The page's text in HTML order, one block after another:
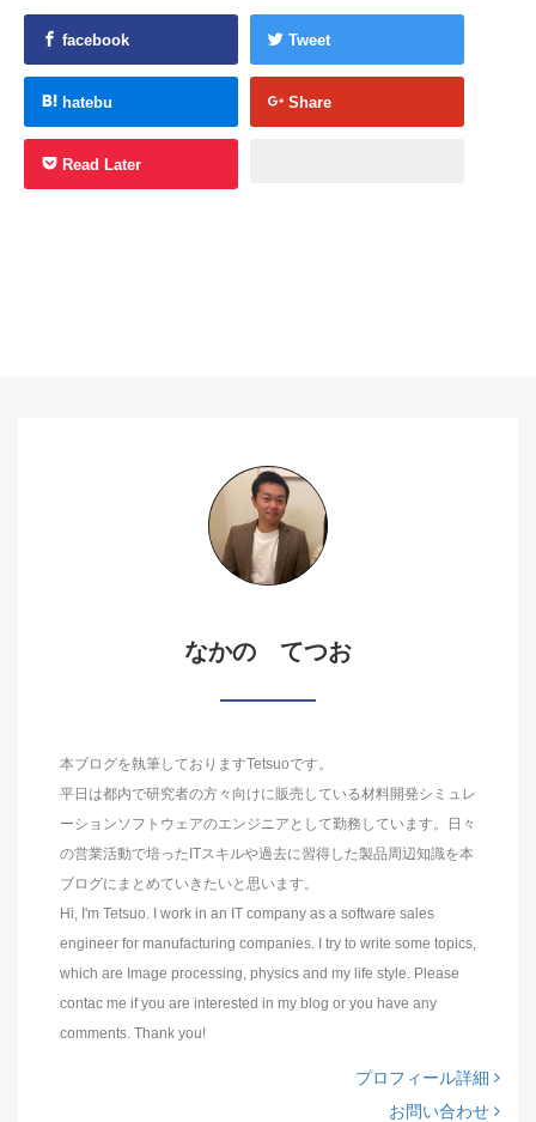
facebook Tweet
hatebu Share
Read Later
なかの てつお
本ブログを執筆しておりますTetsuoです。
平日は都内で研究者の方々向けに販売している材料開発シミュレ
ーションソフトウェアのエンジニアとして勤務しています。日々
の営業活動で培ったITスキルや過去に習得した製品周辺知識を本
ブログにまとめていきたいと思います。
Hi, I'm Tetsuo. I work in an IT company as a software sales
engineer for manufacturing companies. I try to write some topics,
which are Image processing, physics and my life style. Please
contac me if you are interested in my blog or you have any
comments. Thank you!
プロフィール詳細
お問い合わせ